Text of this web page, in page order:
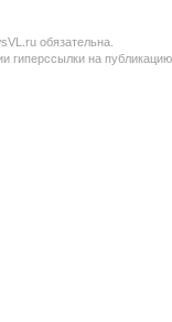
обязательна.
гиперссылки на